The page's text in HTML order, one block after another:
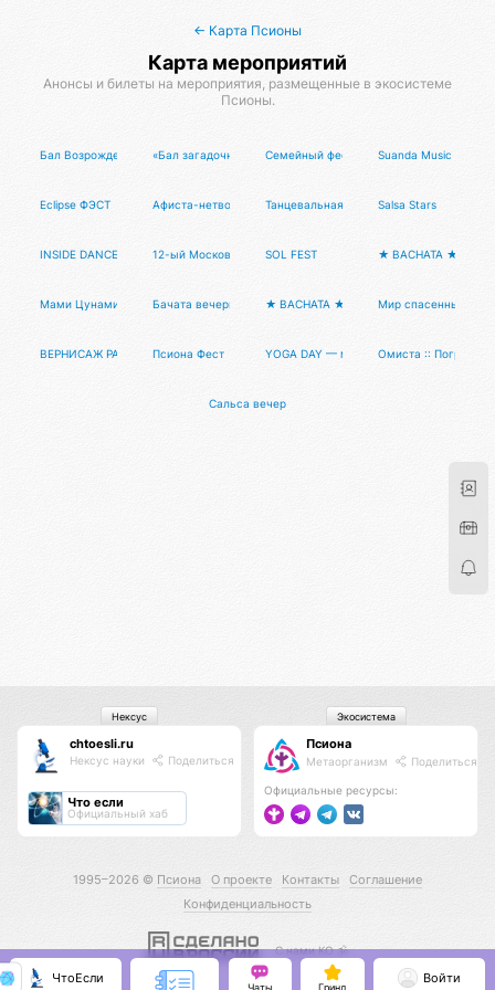
← Карта Псионы
Карта мероприятий
Анонсы и билеты на мероприятия, размещенные в экосистеме
Псионы.
Бал Возрождение: расправь свои крылья!
«Бал загадочных существ» 3 ноября в АРБАТ ХОЛЛ
Семейный фестиваль МамаПати и
Suanda Music 500
Eclipse ФЭСТ Афиста-нетворкинг #1Танцевальная вечеринка на теплоходе
Salsa Stars
INSIDE DANCE FESTIVAL12-ый Московский фестиваль сальсы
SOL FEST ★ BACHATA ★
Мами Цунами Бачата вечеринка Тансалта★ BACHATA ★ STARS ★ PARTY ★
Мир спасенный
ВЕРНИСАЖ РАБОТ ХУДОЖНИКОВ НА ТЕМУ «МИРНЫЙ АТОМ»
Псиона Фест YOGA DAY — международный день йоги
Омиста ::
Сальса вечеринка Тансалта
chtoesli.ru
Нексус науки Поделиться
Что если
Официальный хаб
Нексус
Псиона
Метаорганизм Поделиться
Официальные ресурсы:
Экосистема
1995–2026 © Псиона О проекте Контакты
Соглашение
Конфиденциальность
С нами КО 🕉️
ЧтоЕсли
Чаты Гринд
Войти